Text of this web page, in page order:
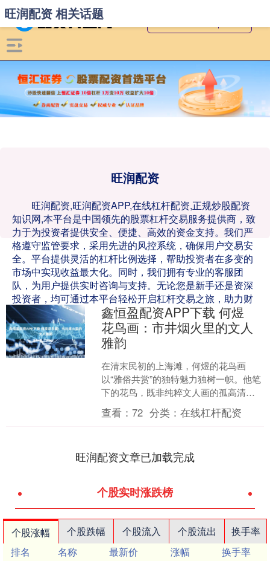
旺润配资
旺润配资,旺润配资APP,在线杠杆配资,正规炒股配资
知识网,本平台是中国领先的股票杠杆交易服务提供商，致
力于为投资者提供安全、便捷、高效的资金支持。我们严
格遵守监管要求，采用先进的风控系统，确保用户交易安
全。平台提供灵活的杠杆比例选择，帮助投资者在多变的
市场中实现收益最大化。同时，我们拥有专业的客服团
队，为用户提供实时咨询与支持。无论您是新手还是资深
投资者，均可通过本平台轻松开启杠杆交易之旅，助力财
富增值。
旺润配资 相关话题
鑫恒盈配资APP下载 何煜
花鸟画：市井烟火里的文人
雅韵
在清末民初的上海滩，何煜的花鸟画
以“雅俗共赏”的独特魅力独树一帜。他笔
下的花鸟，既非纯粹文人画的孤高清
冷，亦非市井艺术的粗陋直白，而是巧
妙地将市井烟火气与文人雅....
查看：72 分类：在线杠杆配资
旺润配资文章已加载完成
个股实时涨跌榜
个股涨幅 个股跌幅 个股流入 个股流出
换手率
排名
名称 最新价 涨幅
换手率